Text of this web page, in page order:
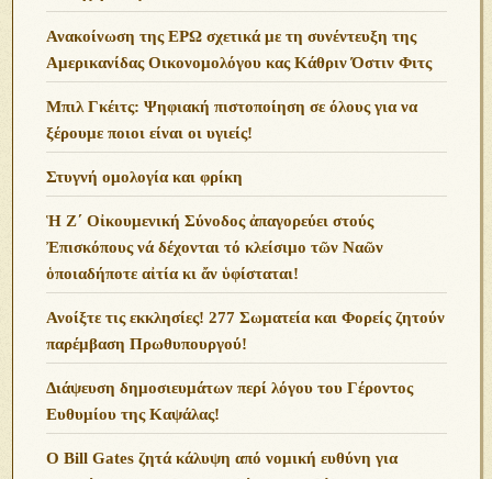
Ανακοίνωση της ΕΡΩ σχετικά με τη συνέντευξη της
Αμερικανίδας Οικονομολόγου κας Κάθριν Όστιν Φιτς
Μπιλ Γκέιτς: Ψηφιακή πιστοποίηση σε όλους για να
ξέρουμε ποιοι είναι οι υγιείς!
Στυγνή ομολογία και φρίκη
Ἡ Ζ΄ Οἰκουμενική Σύνοδος ἀπαγορεύει στούς
Ἐπισκόπους νά δέχονται τό κλείσιμο τῶν Ναῶν
ὁποιαδήποτε αἰτία κι ἄν ὑφίσταται!
Ανoίξτε τις εκκλησίες! 277 Σωματεία και Φορείς ζητούν
παρέμβαση Πρωθυπουργού!
Διάψευση δημοσιευμάτων περί λόγου του Γέροντος
Ευθυμίου της Καψάλας!
O Bill Gates ζητά κάλυψη από νομική ευθύνη για